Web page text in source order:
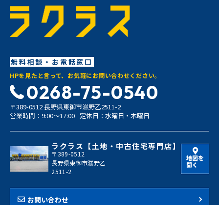
無料相談・お電話窓口
HPを見たと言って、お気軽にお問い合わせください。
0268-75-0540
〒389-0512 長野県東御市滋野乙2511-2
営業時間：9:00〜17:00 定休日：水曜日・木曜日
ラクラス【土地・中古住宅専門店】
〒389-0512
長野県東御市滋野乙
2511-2
地図を
開く
お問い合わせ